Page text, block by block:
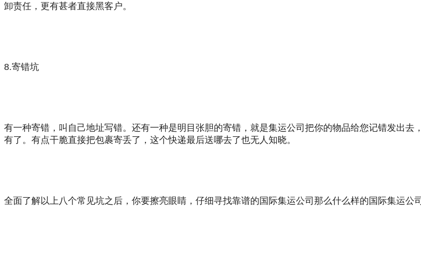
卸责任，更有甚者直接黑客户。
8.寄错坑
有一种寄错，叫自己地址写错。还有一种是明目张胆的寄错， 就是集运公司 把你的物品给您记错发出去，
有了。有点干脆直接把包裹寄丢了，这个快递最后送哪去了也无人知晓。
全面了解以上八个常见坑之后，你要擦亮眼睛，仔细寻找靠谱的 国际集运公司 那么什么样的 国际集运公司